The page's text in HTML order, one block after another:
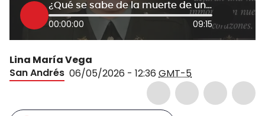
¿Qué se sabe de la muerte de una subteniente de Policía en Providencia? Habla presidenta de la JAC
00:00:00 09:15
Lina María Vega
San Andrés 06/05/2026 - 12:36 GMT-5